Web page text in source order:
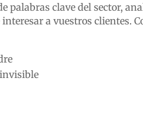
palabras clave del sector,
a vuestros clientes.